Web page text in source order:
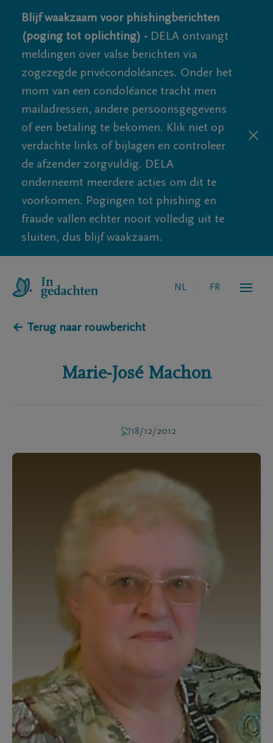
Blijf waakzaam voor phishingberichten
(poging tot oplichting) - DELA ontvangt
meldingen over valse berichten via
zogezegde privécondoléances. Onder het
mom van een condoléance tracht men
mailadressen, andere persoonsgegevens
of een betaling te bekomen. Klik niet op
verdachte links of bijlagen en controleer
de afzender zorgvuldig. DELA
onderneemt meerdere acties om dit te
voorkomen. Pogingen tot phishing en
fraude vallen echter nooit volledig uit te
sluiten, dus blijf waakzaam.
NL FR
← Terug naar rouwbericht
Marie-José Machon
18/12/2012